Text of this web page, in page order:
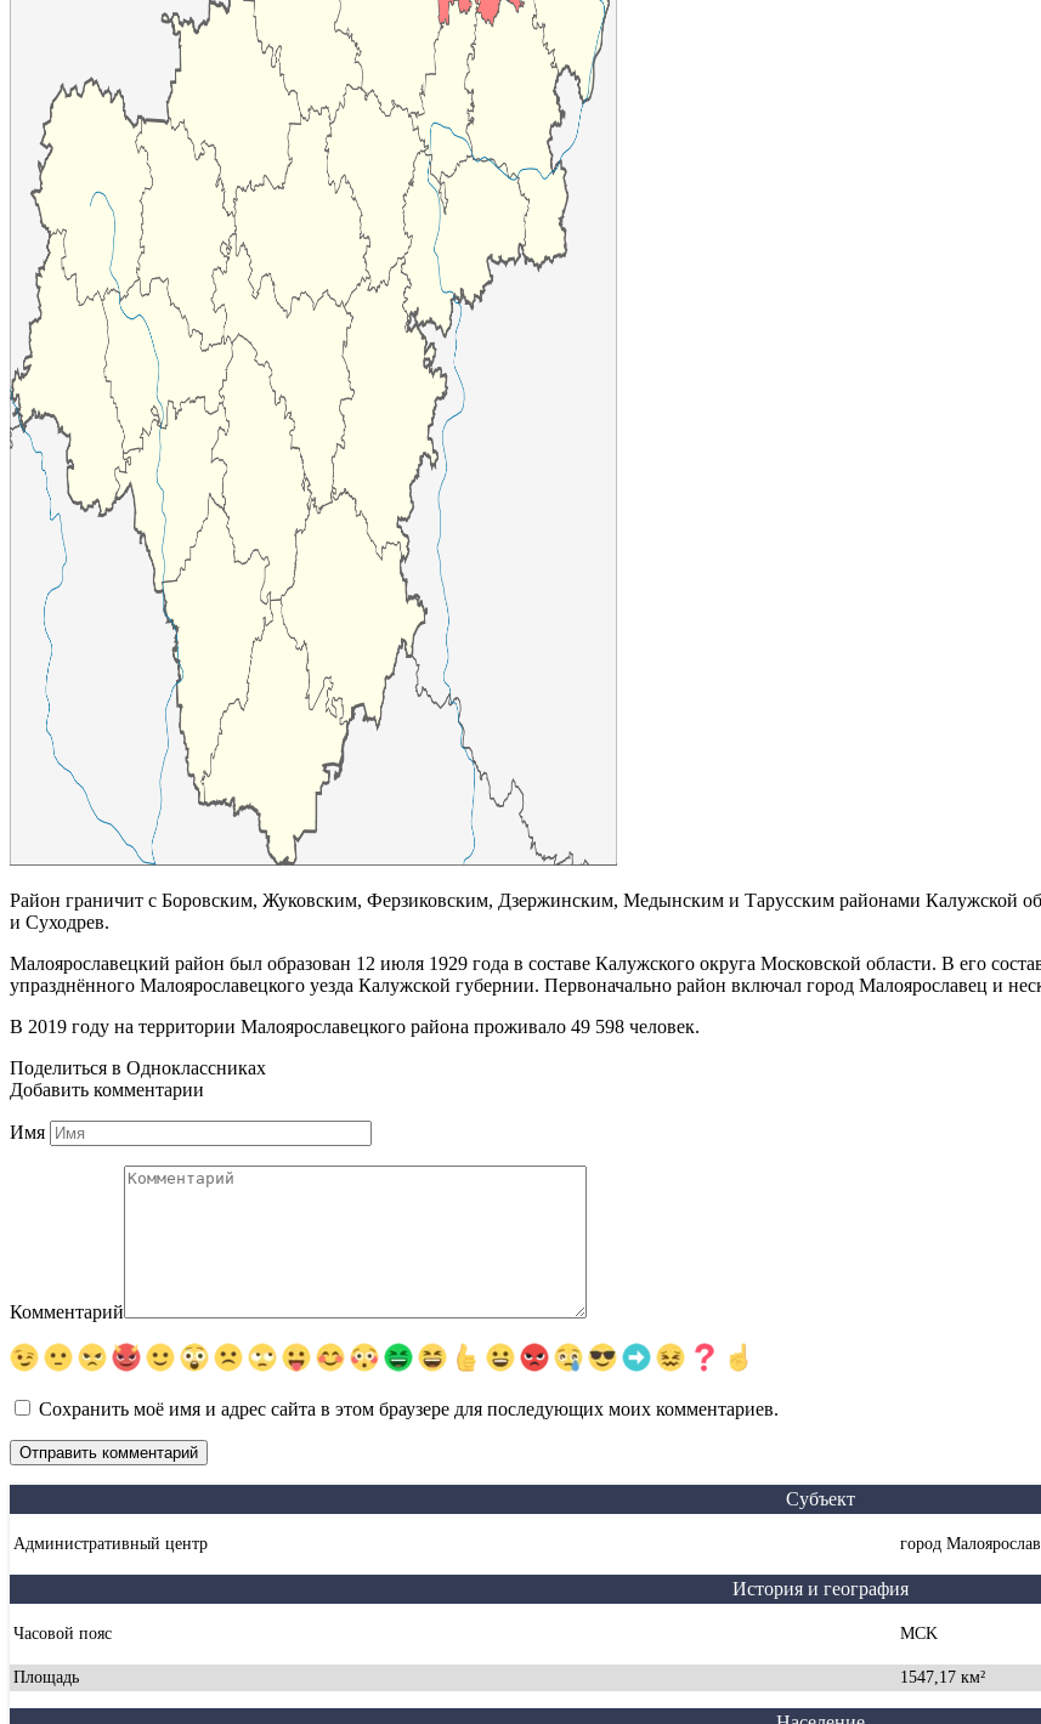
Район граничит с Боровским, Жуковским, Ферзиковским, Дзержинским, Медынским и Тарусским районами Калужской
и Суходрев.
Малоярославецкий район был образован 12 июля 1929 года в составе Калужского округа Московской области. В его
упразднённого Малоярославецкого уезда Калужской губернии. Первоначально район включал город Малоярославец и
В 2019 году на территории Малоярославецкого района проживало 49 598 человек.
Поделиться в Одноклассниках
Добавить комментарии
Имя
Комментарий
Сохранить моё имя и адрес сайта в этом браузере для последующих моих комментариев.
Субъект
Административный центр город
История и география
Часовой пояс MCK
Площадь 1547,17 км²